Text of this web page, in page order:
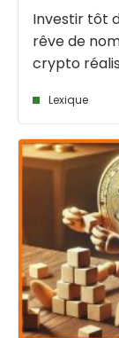
Investir tôt
rêve de
crypto
Lexique